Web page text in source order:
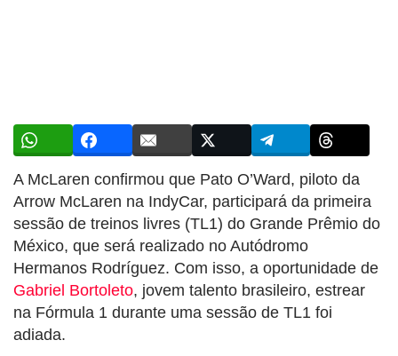
A McLaren confirmou que Pato O’Ward, piloto da
Arrow McLaren na IndyCar, participará da primeira
sessão de treinos livres (TL1) do Grande Prêmio do
México, que será realizado no Autódromo
Hermanos Rodríguez. Com isso, a oportunidade de
Gabriel Bortoleto, jovem talento brasileiro, estrear
na Fórmula 1 durante uma sessão de TL1 foi
adiada.